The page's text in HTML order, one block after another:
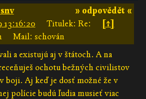
» odpovědět «
13:16:20 Titulek: Re:
[↑]
Mail: schován
a existujú aj v štátoch. A na
ochotu bežných civilistov
boji. Aj keď je dosť možné že v
polície budú ľudia musieť viac